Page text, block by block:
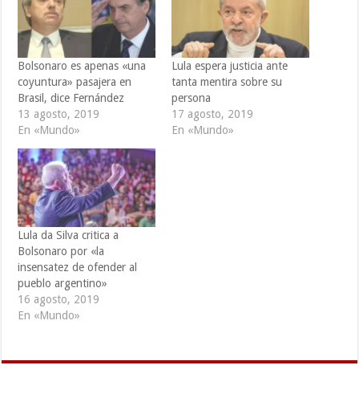
Bolsonaro es apenas «una
coyuntura» pasajera en
Brasil, dice Fernández
13 agosto, 2019
En «Mundo»
Lula espera justicia ante
tanta mentira sobre su
persona
17 agosto, 2019
En «Mundo»
Lula da Silva critica a
Bolsonaro por «la
insensatez de ofender al
pueblo argentino»
16 agosto, 2019
En «Mundo»